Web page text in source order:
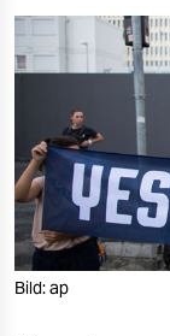
berlin
nord
wahrheit
verlag
verlag
veranstaltungen
Bild: ap